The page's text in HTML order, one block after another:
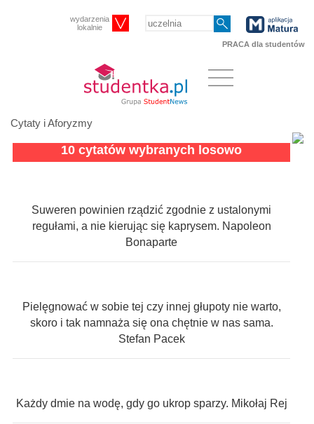
wydarzenia
lokalnie
PRACA dla studentów
Cytaty i Aforyzmy
10 cytatów wybranych losowo
Suweren powinien rządzić zgodnie z ustalonymi
regułami, a nie kierując się kaprysem. Napoleon
Bonaparte
Pielęgnować w sobie tej czy innej głupoty nie warto,
skoro i tak namnaża się ona chętnie w nas sama.
Stefan Pacek
Każdy dmie na wodę, gdy go ukrop sparzy. Mikołaj Rej